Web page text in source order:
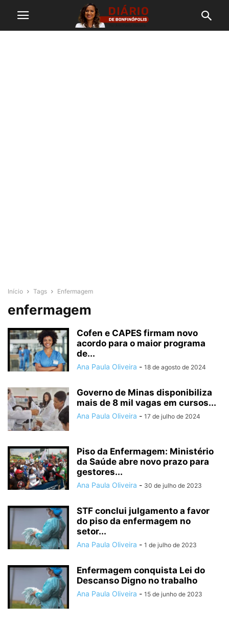
Início Tags Enfermagem
enfermagem
Cofen e CAPES firmam novo
acordo para o maior programa
de...
Ana Paula Oliveira - 18 de agosto de 2024
Governo de Minas disponibiliza
mais de 8 mil vagas em cursos...
Ana Paula Oliveira - 17 de julho de 2024
Piso da Enfermagem: Ministério
da Saúde abre novo prazo para
gestores...
Ana Paula Oliveira - 30 de julho de 2023
STF conclui julgamento a favor
do piso da enfermagem no
setor...
Ana Paula Oliveira - 1 de julho de 2023
Enfermagem conquista Lei do
Descanso Digno no trabalho
Ana Paula Oliveira - 15 de junho de 2023